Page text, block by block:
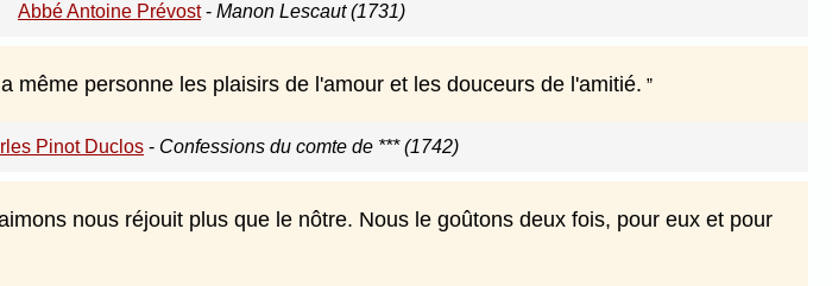
Abbé Antoine Prévost- Manon Lescaut (1731)
même personne les plaisirs de l'amour et les douceurs de l'amitié.
Pinot Duclos - Confessions du comte de *** (1742)
nous réjouit plus que le nôtre. Nous le goûtons deux fois, pour eux et pour